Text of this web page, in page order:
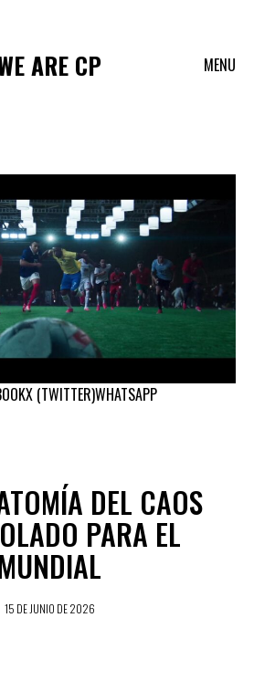
ARE CP MENU
X (TWITTER)WHATSAPP
DEL CAOS
PARA EL
MUNDIAL
15 DE JUNIO DE 2026